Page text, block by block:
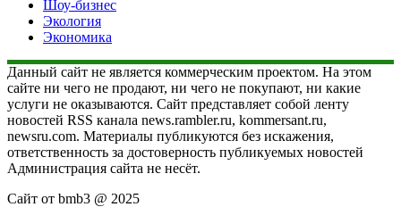
Шоу-бизнес
Экология
Экономика
Данный сайт не является коммерческим проектом. На этом
сайте ни чего не продают, ни чего не покупают, ни какие
услуги не оказываются. Сайт представляет собой ленту
новостей RSS канала news.rambler.ru, kommersant.ru,
newsru.com. Материалы публикуются без искажения,
ответственность за достоверность публикуемых новостей
Администрация сайта не несёт.
Сайт от bmb3 @ 2025